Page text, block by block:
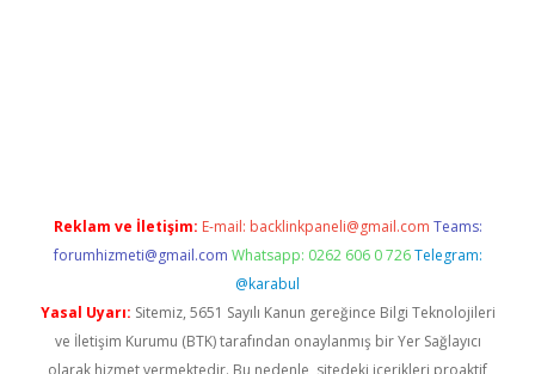
Reklam ve İletişim: E-mail: backlinkpaneli@gmail.com Teams:
forumhizmeti@gmail.com Whatsapp: 0262 606 0 726 Telegram:
@karabul
Yasal Uyarı: Sitemiz, 5651 Sayılı Kanun gereğince Bilgi Teknolojileri
ve İletişim Kurumu (BTK) tarafından onaylanmış bir Yer Sağlayıcı
olarak hizmet vermektedir. Bu nedenle, sitedeki içerikleri proaktif